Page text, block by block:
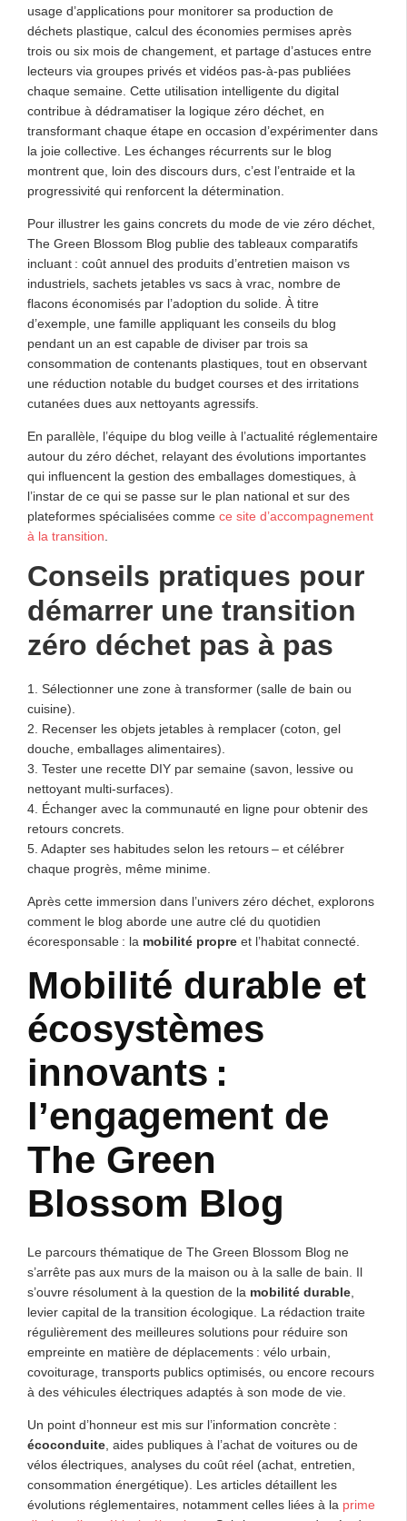
usage d’applications pour monitorer sa production de
déchets plastique, calcul des économies permises après
trois ou six mois de changement, et partage d’astuces entre
lecteurs via groupes privés et vidéos pas-à-pas publiées
chaque semaine. Cette utilisation intelligente du digital
contribue à dédramatiser la logique zéro déchet, en
transformant chaque étape en occasion d’expérimenter dans
la joie collective. Les échanges récurrents sur le blog
montrent que, loin des discours durs, c’est l’entraide et la
progressivité qui renforcent la détermination.
Pour illustrer les gains concrets du mode de vie zéro déchet,
The Green Blossom Blog publie des tableaux comparatifs
incluant : coût annuel des produits d’entretien maison vs
industriels, sachets jetables vs sacs à vrac, nombre de
flacons économisés par l’adoption du solide. À titre
d’exemple, une famille appliquant les conseils du blog
pendant un an est capable de diviser par trois sa
consommation de contenants plastiques, tout en observant
une réduction notable du budget courses et des irritations
cutanées dues aux nettoyants agressifs.
En parallèle, l’équipe du blog veille à l’actualité réglementaire
autour du zéro déchet, relayant des évolutions importantes
qui influencent la gestion des emballages domestiques, à
l’instar de ce qui se passe sur le plan national et sur des
plateformes spécialisées comme ce site d’accompagnement
à la transition
Conseils pratiques pour
démarrer une transition
zéro déchet pas à pas
1. Sélectionner une zone à transformer (salle de bain ou
cuisine).
2. Recenser les objets jetables à remplacer (coton, gel
douche, emballages alimentaires).
3. Tester une recette DIY par semaine (savon, lessive ou
nettoyant multi-surfaces).
4. Échanger avec la communauté en ligne pour obtenir des
retours concrets.
5. Adapter ses habitudes selon les retours – et célébrer
chaque progrès, même minime.
Après cette immersion dans l’univers zéro déchet, explorons
comment le blog aborde une autre clé du quotidien
écoresponsable : la mobilité propre et l’habitat connecté.
Mobilité durable et
écosystèmes
innovants :
l’engagement de
The Green
Blossom Blog
Le parcours thématique de The Green Blossom Blog ne
s’arrête pas aux murs de la maison ou à la salle de bain. Il
s’ouvre résolument à la question de la mobilité durable
levier capital de la transition écologique. La rédaction traite
régulièrement des meilleures solutions pour réduire son
empreinte en matière de déplacements : vélo urbain,
covoiturage, transports publics optimisés, ou encore recours
à des véhicules électriques adaptés à son mode de vie.
Un point d’honneur est mis sur l’information concrète :
écoconduite , aides publiques à l’achat de voitures ou de
vélos électriques, analyses du coût réel (achat, entretien,
consommation énergétique). Les articles détaillent les
évolutions réglementaires, notamment celles liées à la prime